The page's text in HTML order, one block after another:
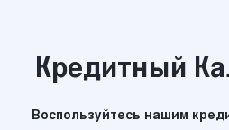
Кредитный
Воспользуйтесь нашим